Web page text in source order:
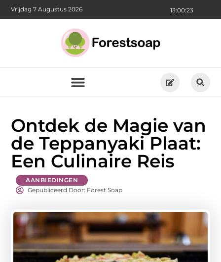
13:00:25
Vrijdag 7 Augustus 2026
Ontdek de Magie van
de Teppanyaki Plaat:
Een Culinaire Reis
AANBIEDINGEN
Gepubliceerd Door: Forest Soap